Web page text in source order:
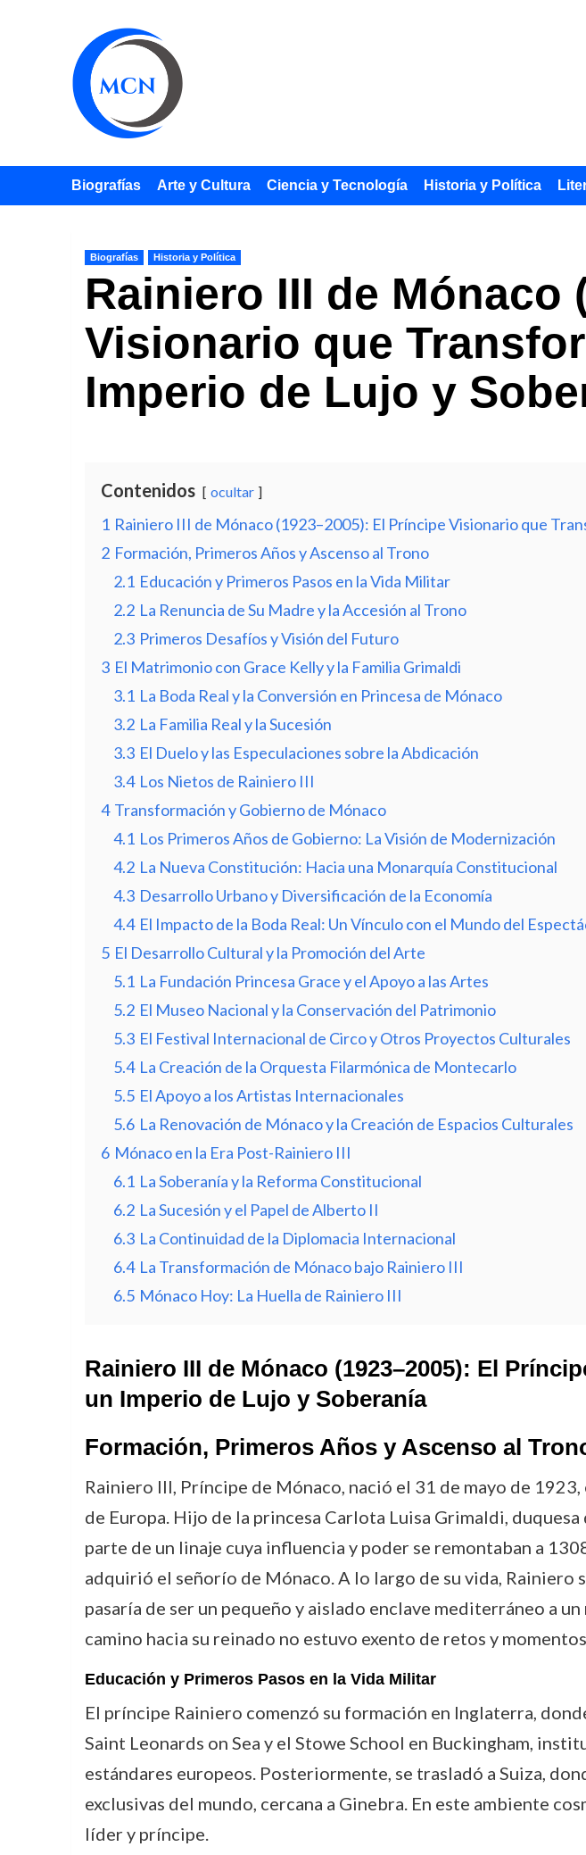
Biografías Arte y Cultura Ciencia y Tecnología Historia y Política
Biografías Historia y Política
Rainiero III de Mónaco
Visionario que
Imperio de Lujo y
Contenidos ocultar
1 Rainiero III de Mónaco (1923–2005): El Príncipe Visionario que
2 Formación, Primeros Años y Ascenso al Trono
2.1 Educación y Primeros Pasos en la Vida Militar
2.2 La Renuncia de Su Madre y la Accesión al Trono
2.3 Primeros Desafíos y Visión del Futuro
3 El Matrimonio con Grace Kelly y la Familia Grimaldi
3.1 La Boda Real y la Conversión en Princesa de Mónaco
3.2 La Familia Real y la Sucesión
3.3 El Duelo y las Especulaciones sobre la Abdicación
3.4 Los Nietos de Rainiero III
4 Transformación y Gobierno de Mónaco
4.1 Los Primeros Años de Gobierno: La Visión de Modernización
4.2 La Nueva Constitución: Hacia una Monarquía Constitucional
4.3 Desarrollo Urbano y Diversificación de la Economía
4.4 El Impacto de la Boda Real: Un Vínculo con el Mundo del
5 El Desarrollo Cultural y la Promoción del Arte
5.1 La Fundación Princesa Grace y el Apoyo a las Artes
5.2 El Museo Nacional y la Conservación del Patrimonio
5.3 El Festival Internacional de Circo y Otros Proyectos Culturales
5.4 La Creación de la Orquesta Filarmónica de Montecarlo
5.5 El Apoyo a los Artistas Internacionales
5.6 La Renovación de Mónaco y la Creación de Espacios Culturales
6 Mónaco en la Era Post-Rainiero III
6.1 La Soberanía y la Reforma Constitucional
6.2 La Sucesión y el Papel de Alberto II
6.3 La Continuidad de la Diplomacia Internacional
6.4 La Transformación de Mónaco bajo Rainiero III
6.5 Mónaco Hoy: La Huella de Rainiero III
Rainiero III de Mónaco (1923–2005): El
un Imperio de Lujo y Soberanía
Formación, Primeros Años y Ascenso al
Rainiero III, Príncipe de Mónaco, nació el 31 de mayo de
de Europa. Hijo de la princesa Carlota Luisa Grimaldi,
parte de un linaje cuya influencia y poder se remontaban a
adquirió el señorío de Mónaco. A lo largo de su vida,
pasaría de ser un pequeño y aislado enclave mediterráneo a
camino hacia su reinado no estuvo exento de retos y
Educación y Primeros Pasos en la Vida Militar
El príncipe Rainiero comenzó su formación en Inglaterra,
Saint Leonards on Sea y el Stowe School en Buckingham,
estándares europeos. Posteriormente, se trasladó a Suiza,
exclusivas del mundo, cercana a Ginebra. En este ambiente
líder y príncipe.